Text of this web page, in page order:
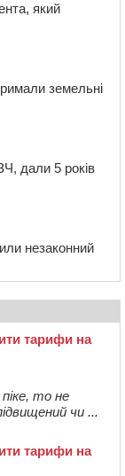
який
земельні
дали 5 років
незаконний
тарифи на
то не
чи ...
тарифи на